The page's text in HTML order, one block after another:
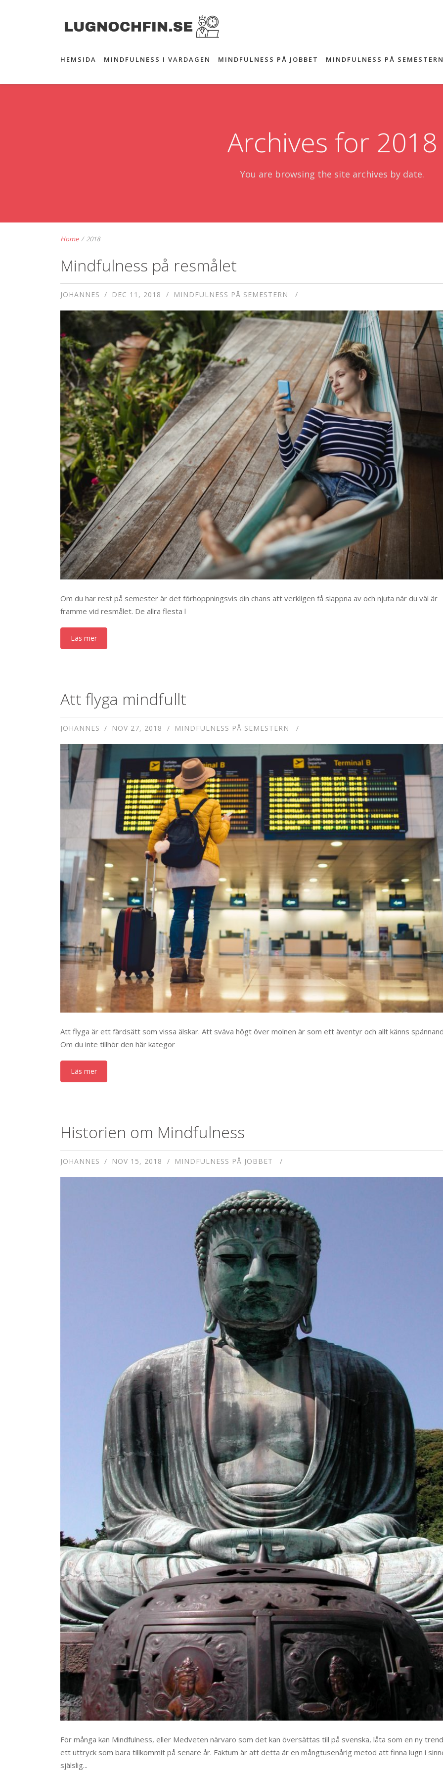
HEMSIDA MINDFULNESS I VARDAGEN MINDFULNESS PÅ JOBBET MINDFULNESS PÅ
Archives for 2018
You are browsing the site archives by date.
Home / 2018
Mindfulness på resmålet
JOHANNES DEC 11, 2018 MINDFULNESS PÅ SEMESTERN
Om du har rest på semester är det förhoppningsvis din chans att verkligen få slappna av och njuta när du väl är
framme vid resmålet. De allra flesta l
Läs mer
Att flyga mindfullt
JOHANNES NOV 27, 2018 MINDFULNESS PÅ SEMESTERN
Att flyga är ett färdsätt som vissa älskar. Att sväva högt över molnen är som ett äventyr och allt känns
Om du inte tillhör den här kategor
Läs mer
Historien om Mindfulness
JOHANNES NOV 15, 2018 MINDFULNESS PÅ JOBBET
För många kan Mindfulness, eller Medveten närvaro som det kan översättas till på svenska, låta som en ny
ett uttryck som bara tillkommit på senare år. Faktum är att detta är en mångtusenårig metod att finna lugn i
själslig...